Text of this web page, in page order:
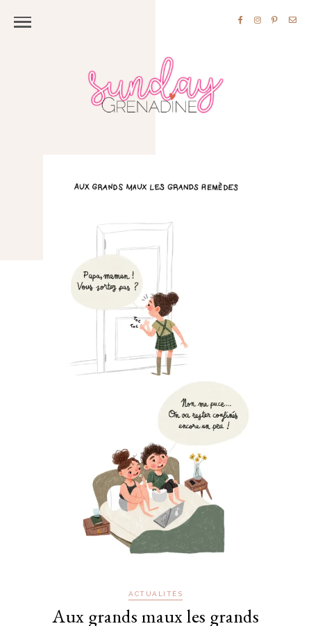
ACTUALITÉS
Aux grands maux les grands